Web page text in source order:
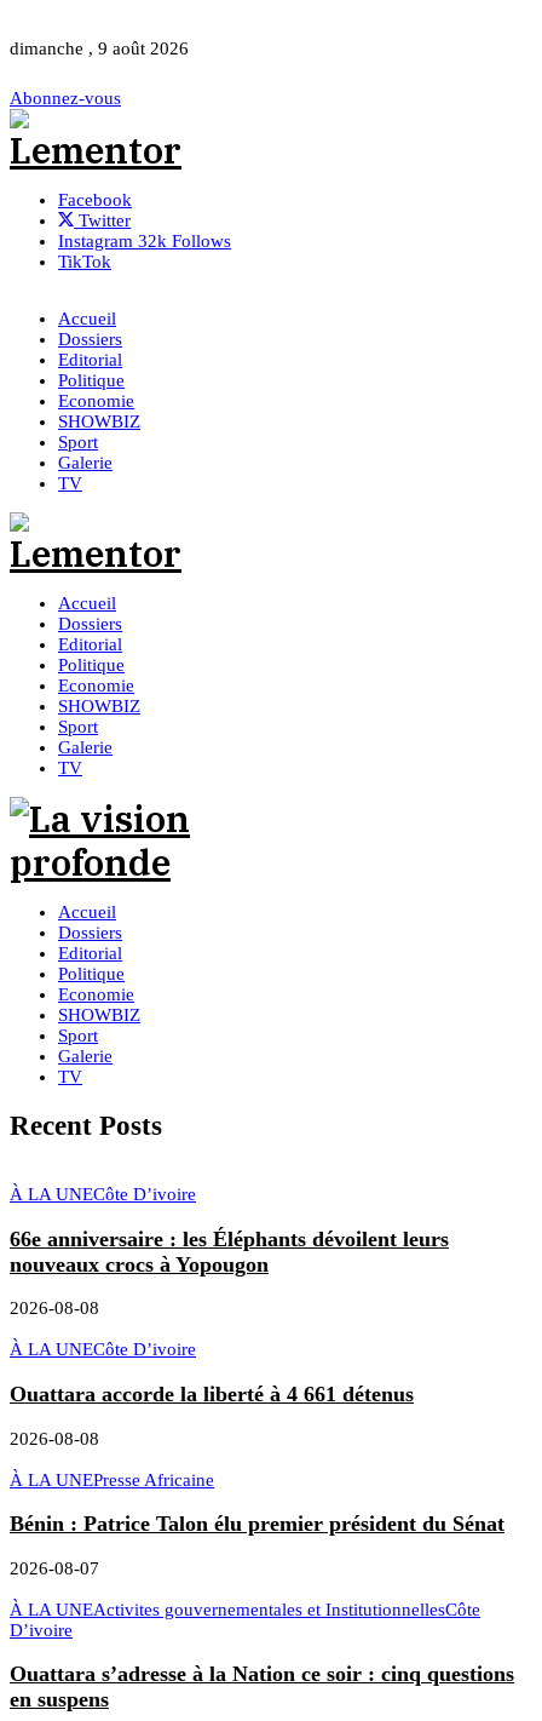
dimanche , 9 août 2026
Abonnez-vous
Facebook
Twitter
Instagram 32k Follows
TikTok
Accueil
Dossiers
Editorial
Politique
Economie
SHOWBIZ
Sport
Galerie
TV
Accueil
Dossiers
Editorial
Politique
Economie
SHOWBIZ
Sport
Galerie
TV
Accueil
Dossiers
Editorial
Politique
Economie
SHOWBIZ
Sport
Galerie
TV
Recent Posts
À LA UNECôte D’ivoire
66e anniversaire : les Éléphants dévoilent leurs
nouveaux crocs à Yopougon
2026-08-08
À LA UNECôte D’ivoire
Ouattara accorde la liberté à 4 661 détenus
2026-08-08
À LA UNEPresse Africaine
Bénin : Patrice Talon élu premier président du Sénat
2026-08-07
À LA UNEActivites gouvernementales et InstitutionnellesCôte
D’ivoire
Ouattara s’adresse à la Nation ce soir : cinq questions
en suspens